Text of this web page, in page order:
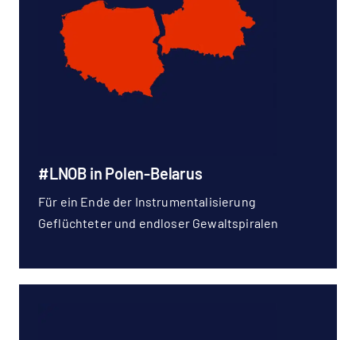
#LNOB in Polen-Belarus
Für ein Ende der Instrumentalisierung
Geflüchteter und endloser Gewaltspiralen